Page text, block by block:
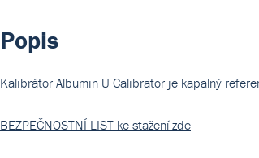
Popis
Kalibrátor Albumin U Calibrator je kapalný
BEZPEČNOSTNÍ LIST ke stažení zde